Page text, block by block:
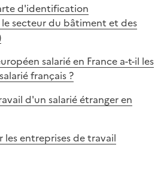
d'identification
secteur du bâtiment et des
salarié en France a-t-il les
français ?
d'un salarié étranger en
les entreprises de travail